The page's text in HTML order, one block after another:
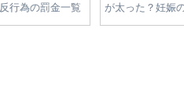
覧
が太った？妊娠の噂と体型
変化の真相をやさしく解説